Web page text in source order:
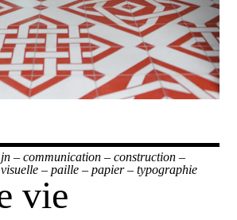
–communication –construction –
–paille –papier–typographie
vie